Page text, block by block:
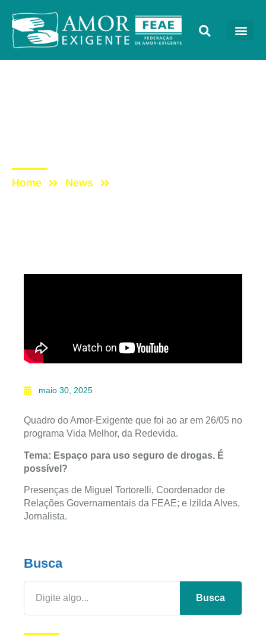
Home News
maio 30, 2025
Quadro do Amor-Exigente que foi ao ar em 26/05 no
programa Vida Melhor, da Redevida.
Tema: Espaço para uso seguro de drogas. É
possível?
Presenças de Miguel Tortorelli, Coordenador de
Relações Governamentais da FEAE; e Izilda Alves,
Jornalista.
Busca
Busca